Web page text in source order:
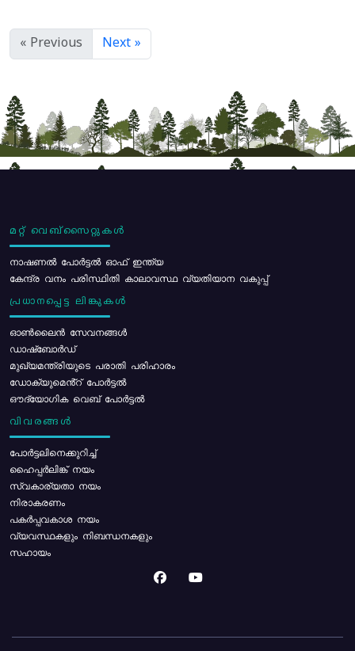
« Previous Next »
മറ്റ് വെബ്സൈറ്റുകൾ
നാഷണൽ പോർട്ടൽ ഓഫ് ഇന്ത്യ
കേന്ദ്ര വനം പരിസ്ഥിതി കാലാവസ്ഥ വ്യതിയാന വകുപ്പ്
പ്രധാനപ്പെട്ട ലിങ്കുകൾ
ഓൺലൈൻ സേവനങ്ങൾ
ഡാഷ്ബോർഡ്
മുഖ്യമന്ത്രിയുടെ പരാതി പരിഹാരം
ഡോക്യുമെൻ്റ് പോർട്ടൽ
ഔദ്യോഗിക വെബ് പോർട്ടൽ
വിവരങ്ങൾ
പോര്‍ട്ടലിനെക്കുറിച്ച്
ഹൈപ്പർലിങ്ക് നയം
സ്വകാര്യതാ നയം
നിരാകരണം
പകർപ്പവകാശ നയം
വ്യവസ്ഥകളും നിബന്ധനകളും
സഹായം